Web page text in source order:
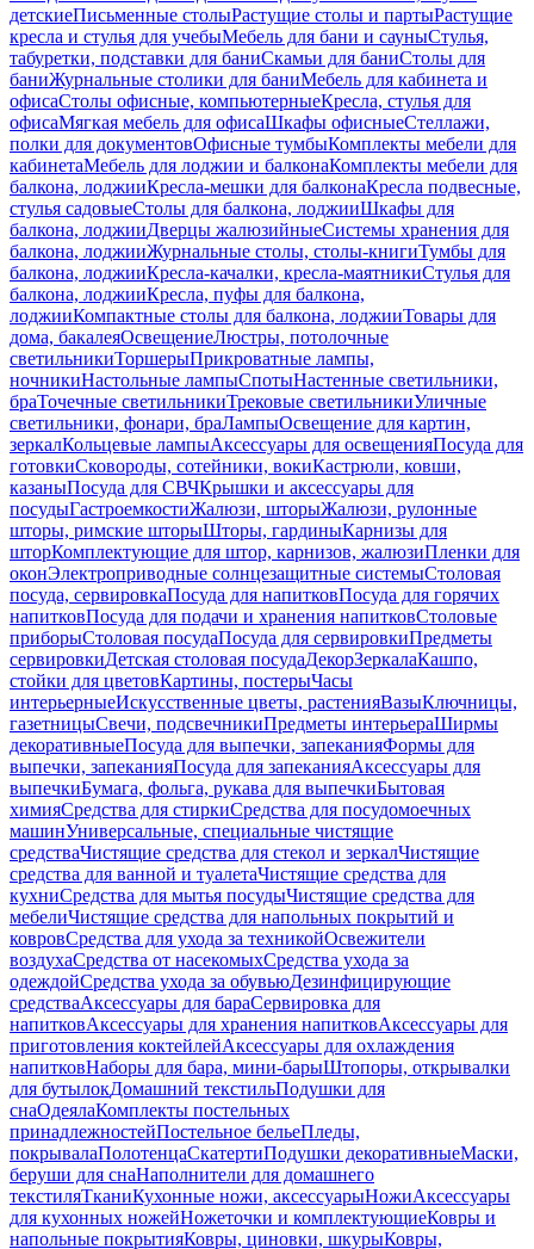
детскиеПисьменные столыРастущие столы и партыРастущие
кресла и стулья для учебыМебель для бани и сауныСтулья,
табуретки, подставки для баниСкамьи для баниСтолы для
баниЖурнальные столики для баниМебель для кабинета и
офисаСтолы офисные, компьютерныеКресла, стулья для
офисаМягкая мебель для офисаШкафы офисныеСтеллажи,
полки для документовОфисные тумбыКомплекты мебели для
кабинетаМебель для лоджии и балконаКомплекты мебели для
балкона, лоджииКресла-мешки для балконаКресла подвесные,
стулья садовыеСтолы для балкона, лоджииШкафы для
балкона, лоджииДверцы жалюзийныеСистемы хранения для
балкона, лоджииЖурнальные столы, столы-книгиТумбы для
балкона, лоджииКресла-качалки, кресла-маятникиСтулья для
балкона, лоджииКресла, пуфы для балкона,
лоджииКомпактные столы для балкона, лоджииТовары для
дома, бакалеяОсвещениеЛюстры, потолочные
светильникиТоршерыПрикроватные лампы,
ночникиНастольные лампыСпотыНастенные светильники,
браТочечные светильникиТрековые светильникиУличные
светильники, фонари, браЛампыОсвещение для картин,
зеркалКольцевые лампыАксессуары для освещенияПосуда для
готовкиСковороды, сотейники, вокиКастрюли, ковши,
казаныПосуда для СВЧКрышки и аксессуары для
посудыГастроемкостиЖалюзи, шторыЖалюзи, рулонные
шторы, римские шторыШторы, гардиныКарнизы для
шторКомплектующие для штор, карнизов, жалюзиПленки для
оконЭлектроприводные солнцезащитные системыСтоловая
посуда, сервировкаПосуда для напитковПосуда для горячих
напитковПосуда для подачи и хранения напитковСтоловые
приборыСтоловая посудаПосуда для сервировкиПредметы
сервировкиДетская столовая посудаДекорЗеркалаКашпо,
стойки для цветовКартины, постерыЧасы
интерьерныеИскусственные цветы, растенияВазыКлючницы,
газетницыСвечи, подсвечникиПредметы интерьераШирмы
декоративныеПосуда для выпечки, запеканияФормы для
выпечки, запеканияПосуда для запеканияАксессуары для
выпечкиБумага, фольга, рукава для выпечкиБытовая
химияСредства для стиркиСредства для посудомоечных
машинУниверсальные, специальные чистящие
средстваЧистящие средства для стекол и зеркалЧистящие
средства для ванной и туалетаЧистящие средства для
кухниСредства для мытья посудыЧистящие средства для
мебелиЧистящие средства для напольных покрытий и
ковровСредства для ухода за техникойОсвежители
воздухаСредства от насекомыхСредства ухода за
одеждойСредства ухода за обувьюДезинфицирующие
средстваАксессуары для бараСервировка для
напитковАксессуары для хранения напитковАксессуары для
приготовления коктейлейАксессуары для охлаждения
напитковНаборы для бара, мини-барыШтопоры, открывалки
для бутылокДомашний текстильПодушки для
снаОдеялаКомплекты постельных
принадлежностейПостельное бельеПледы,
покрывалаПолотенцаСкатертиПодушки декоративныеМаски,
беруши для снаНаполнители для домашнего
текстиляТканиКухонные ножи, аксессуарыНожиАксессуары
для кухонных ножейНожеточки и комплектующиеКовры и
напольные покрытияКовры, циновки, шкурыКовры,